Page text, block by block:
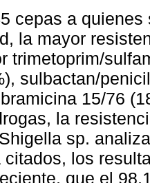
cepas a
la mayor
trimetoprim/
sulbactan/
15/76
la
sp.
citados, los
que el